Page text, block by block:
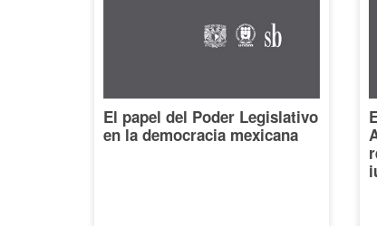
El papel del Poder Legislativo
en la democracia mexicana